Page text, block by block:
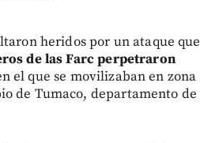
heridos por un ataque que
de las Farc perpetraron
el que se movilizaban en zona
de Tumaco, departamento de